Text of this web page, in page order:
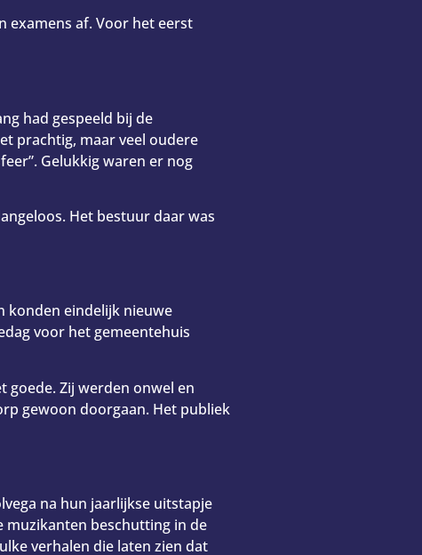
examens af. Voor het eerst
had gespeeld bij de
prachtig, maar veel oudere
Gelukkig waren er nog
Het bestuur daar was
konden eindelijk nieuwe
voor het gemeentehuis
goede. Zij werden onwel en
gewoon doorgaan. Het publiek
na hun jaarlijkse uitstapje
muzikanten beschutting in de
verhalen die laten zien dat